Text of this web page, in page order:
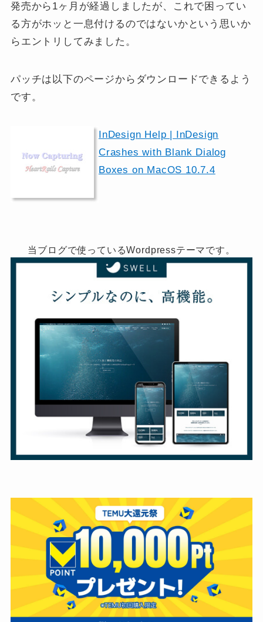
発売から1ヶ月が経過しましたが、これで困ってい
る方がホッと一息付けるのではないかという思いか
らエントリしてみました。
パッチは以下のページからダウンロードできるよう
です。
InDesign Help | InDesign
Crashes with Blank Dialog
Boxes on MacOS 10.7.4
当ブログで使っているWordpressテーマです。